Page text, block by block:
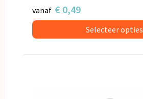
vanaf € 0,49
Selecteer opties